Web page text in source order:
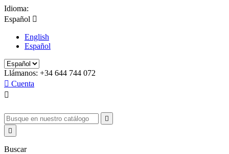
Idioma:
Español 
English
Español
Llámanos: +34 644 744 072
 Cuenta



Buscar